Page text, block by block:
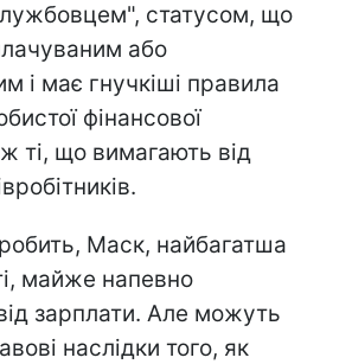
статусом, що
або
і має гнучкіші правила
фінансової
ті, що вимагають від
Маск, найбагатша
майже напевно
зарплати. Але можуть
наслідки того, як